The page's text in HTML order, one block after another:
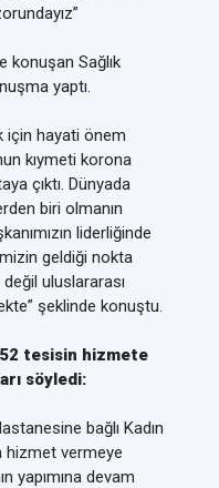
konuşan Sağlık
yaptı.
için hayati önem
kıymeti korona
çıktı. Dünyada
biri olmanın
liderliğinde
geldiği nokta
uluslararası
şeklinde konuştu.
52 tesisin hizmete
söyledi:
bağlı Kadın
hizmet vermeye
yapımına devam